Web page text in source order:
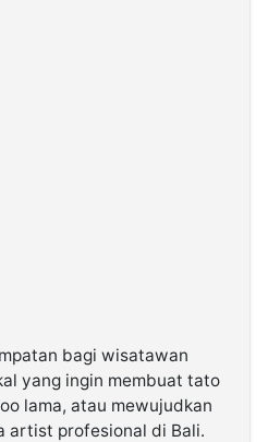
bagi wisatawan
yang ingin membuat tato
lama, atau mewujudkan
artist profesional di Bali.